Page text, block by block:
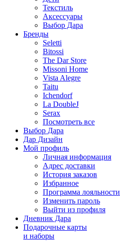
Текстиль
Аксессуары
Выбор Дара
Бренды
Seletti
Bitossi
The Dar Store
Missoni Home
Vista Alegre
Taitu
Ichendorf
La DoubleJ
Serax
Посмотреть все
Выбор Дара
Дар Дизайн
Мой профиль
Личная информация
Адрес доставки
История заказов
Избранное
Программа лояльности
Изменить пароль
Выйти из профиля
Дневник Дара
Подарочные карты
и наборы